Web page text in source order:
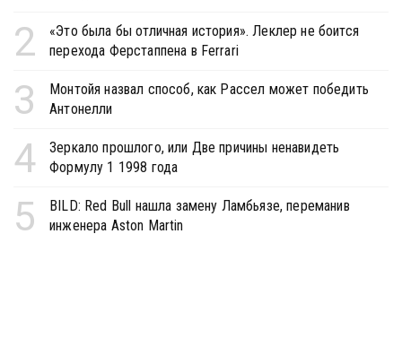
2
«Это была бы отличная история». Леклер не боится
перехода Ферстаппена в Ferrari
3
Монтойя назвал способ, как Рассел может победить
Антонелли
4
Зеркало прошлого, или Две причины ненавидеть
Формулу 1 1998 года
5
BILD: Red Bull нашла замену Ламбьязе, переманив
инженера Aston Martin